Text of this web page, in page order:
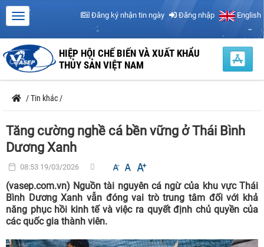
Đăng ký nhận tin ngày Đăng nhập English
HIỆP HỘI CHẾ BIẾN VÀ XUẤT KHẨU
THỦY SẢN VIỆT NAM
/Tin khác /
Tăng cường nghề cá bền vững ở Thái Bình
Dương Xanh
08:53 19/03/2026
(vasep.com.vn) Nguồn tài nguyên cá ngừ của khu vực Thái
Bình Dương Xanh vẫn đóng vai trò trung tâm đối với khả
năng phục hồi kinh tế và việc ra quyết định chủ quyền của
các quốc gia thành viên.